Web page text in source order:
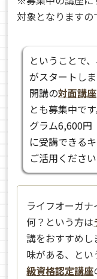
対象となりますの
ということで
がスタートし
開講の対面講座
とも募集中で
グラム6,600円
に受講できる
ご活用ください
ライフオーガ
何？という方は
講をおすすめ
味がある、とい
級資格認定講座